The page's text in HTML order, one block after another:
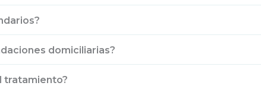
domiciliarias?
tratamiento?